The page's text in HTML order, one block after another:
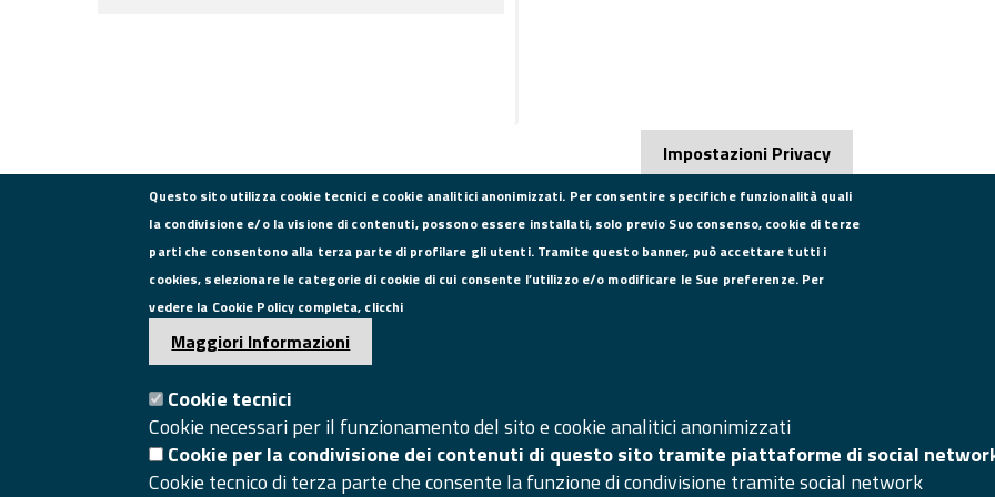
CONTATTI
Via Roma, 75, 81100 Caserta
Tel. 0823249111
camera.commercio.caserta@ce.legalmail.camcom.it
Email: info@ce.camcom.it
DATI PER LA FATTURAZIONE
Impostazioni Privacy
Questo sito utilizza cookie tecnici e cookie analitici anonimizzati. Per consentire specifiche funzionalità quali
la condivisione e/o la visione di contenuti, possono essere installati, solo previo Suo consenso, cookie di terze
parti che consentono alla terza parte di profilare gli utenti. Tramite questo banner, può accettare tutti i
cookies, selezionare le categorie di cookie di cui consente l’utilizzo e/o modificare le Sue preferenze. Per
vedere la Cookie Policy completa, clicchi
Maggiori Informazioni
Cookie tecnici
Cookie necessari per il funzionamento del sito e cookie analitici anonimizzati
Cookie per la condivisione dei contenuti di questo sito tramite piattaforme di social
Cookie tecnico di terza parte che consente la funzione di condivisione tramite social network